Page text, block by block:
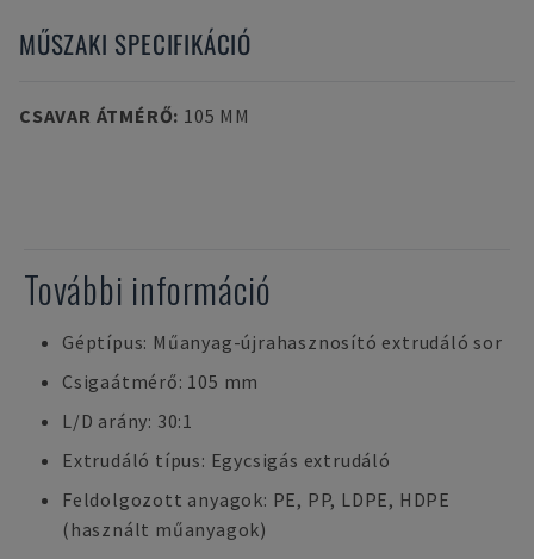
MŰSZAKI SPECIFIKÁCIÓ
CSAVAR ÁTMÉRŐ: 105 MM
További információ
Géptípus: Műanyag-újrahasznosító extrudáló sor
Csigaátmérő: 105 mm
L/D arány: 30:1
Extrudáló típus: Egycsigás extrudáló
Feldolgozott anyagok: PE, PP, LDPE, HDPE
(használt műanyagok)